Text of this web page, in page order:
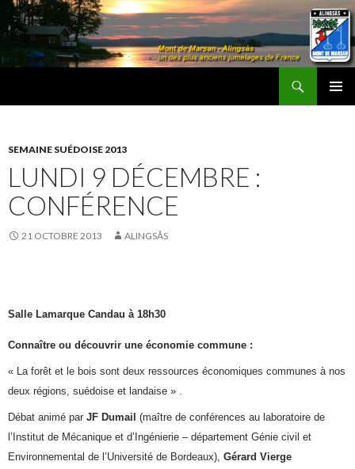
SEMAINE SUÉDOISE 2013
LUNDI 9 DÉCEMBRE :
CONFÉRENCE
21 OCTOBRE 2013 ALINGSÅS
Salle Lamarque Candau à 18h30
Connaître ou découvrir une économie commune :
« La forêt et le bois sont deux ressources économiques communes à nos
deux régions, suédoise et landaise » .
Débat animé par JF Dumail (maître de conférences au laboratoire de
l’Institut de Mécanique et d’Ingénierie – département Génie civil et
Environnemental de l’Université de Bordeaux), Gérard Vierge